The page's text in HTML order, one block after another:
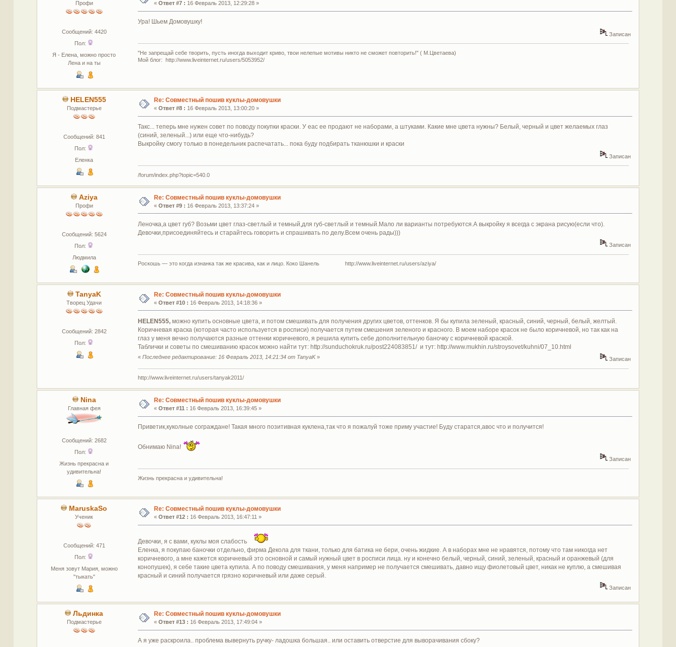
Профи
Сообщений: 4420
Пол:
Я - Елена, можно просто
Лена и на ты
« Ответ #7 : 16 Февраль 2013, 12:29:28 »
Ура! Шьем Домовушку!
Записан
"Не запрещай себе творить, пусть иногда выходит криво, твои нелепые мотивы никто не сможет повторить!" ( М.Цветаева)
Мой блог: http://www.liveinternet.ru/users/5053952/
HELEN555
Подмастерье
Сообщений: 841
Пол:
Еленка
Re: Совместный пошив куклы-домовушки
« Ответ #8 : 16 Февраль 2013, 13:00:20 »
Такс... теперь мне нужен совет по поводу покупки краски. У еас ее продают не наборами, а штуками. Какие мне цвета нужны? Белый, черный и цвет желаемых глаз
(синий, зеленый...) или еще что-нибудь?
Выкройку смогу только в понедельник распечатать... пока буду подбирать тканюшки и краски
Записан
/forum/index.php?topic=540.0
Aziya
Профи
Сообщений: 5624
Пол:
Людмила
Re: Совместный пошив куклы-домовушки
« Ответ #9 : 16 Февраль 2013, 13:37:24 »
Леночка,а цвет губ? Возьми цвет глаз-светлый и темный,для губ-светлый и темный.Мало ли варианты потребуются.А выкройку я всегда с экрана рисую(если что).
Девочки,присоединяйтесь и старайтесь говорить и спрашивать по делу.Всем очень рады)))
Записан
Роскошь — это когда изнанка так же красива, как и лицо. Коко Шанель http://www.liveinternet.ru/users/aziya/
TanyaK
Творец Удачи
Сообщений: 2842
Пол:
Re: Совместный пошив куклы-домовушки
« Ответ #10 : 16 Февраль 2013, 14:18:36 »
HELEN555, можно купить основные цвета, и потом смешивать для получения других цветов, оттенков. Я бы купила зеленый, красный, синий, черный, белый, желтый.
Коричневая краска (которая часто используется в росписи) получается путем смешения зеленого и красного. В моем наборе красок не было коричневой, но так как на
глаз у меня вечно получаются разные оттенки коричневого, я решила купить себе дополнительную баночку с коричневой краской.
Таблички и советы по смешиванию красок можно найти тут: http://sunduchokruk.ru/post224083851/ и тут: http://www.mukhin.ru/stroysovet/kuhni/07_10.html
« Последнее редактирование: 16 Февраль 2013, 14:21:34 от TanyaK» Записан
http://www.liveinternet.ru/users/tanyak2011/
Nina
Главная фея
Сообщений: 2682
Пол:
Жизнь прекрасна и
удивительна!
Re: Совместный пошив куклы-домовушки
« Ответ #11 : 16 Февраль 2013, 16:39:45 »
Приветик,куколные сограждане! Такая много позитивная куклена,так что я пожалуй тоже приму участие! Буду старатся,авос что и получится!
Обнимаю Nina!
Записан
Жизнь прекрасна и удивительна!
MaruskaSo
Ученик
Сообщений: 471
Пол:
Меня зовут Мария, можно
"тыкать"
Re: Совместный пошив куклы-домовушки
« Ответ #12 : 16 Февраль 2013, 16:47:11 »
Девочки, я с вами, куклы моя слабость
Еленка, я покупаю баночки отдельно, фирма Декола для ткани, только для батика не бери, очень жидкие. А в наборах мне не нравятся, потому что там никогда нет
коричневого, а мне кажется коричневый это основной и самый нужный цвет в росписи лица. ну и конечно белый, черный, синий, зеленый, красный и оранжевый (для
конопушек), я себе такие цвета купила. А по поводу смешивания, у меня например не получается смешивать, давно ищу фиолетовый цвет, никак не куплю, а смешивая
красный и синий получается грязно коричневый или даже серый.
Записан
Льдинка
Подмастерье
Re: Совместный пошив куклы-домовушки
« Ответ #13 : 16 Февраль 2013, 17:49:04 »
А я уже раскроила.. проблема вывернуть ручку- ладошка большая.. или оставить отверстие для выворачивания сбоку?